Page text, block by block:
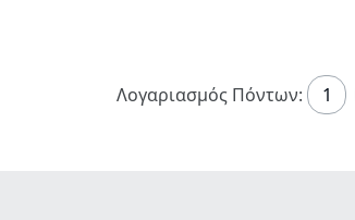
Λογαριασμός Πόντων: 1